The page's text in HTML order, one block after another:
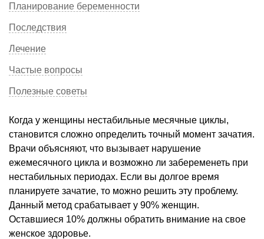
Планирование беременности
Последствия
Лечение
Частые вопросы
Полезные советы
Когда у женщины нестабильные месячные циклы,
становится сложно определить точный момент зачатия.
Врачи объясняют, что вызывает нарушение
ежемесячного цикла и возможно ли забеременеть при
нестабильных периодах. Если вы долгое время
планируете зачатие, то можно решить эту проблему.
Данный метод срабатывает у 90% женщин.
Оставшиеся 10% должны обратить внимание на свое
женское здоровье.